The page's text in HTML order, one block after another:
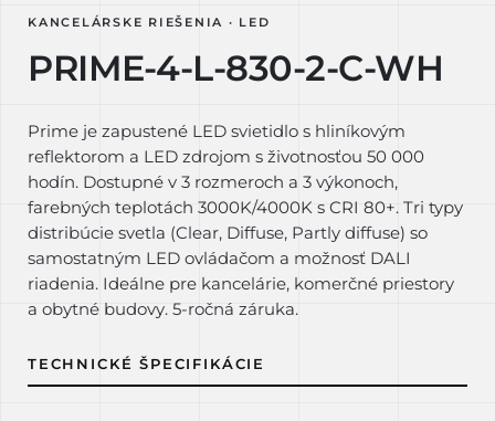
KANCELÁRSKE RIEŠENIA · LED
PRIME-4-L-830-2-C-WH
Prime je zapustené LED svietidlo s hliníkovým
reflektorom a LED zdrojom s životnosťou 50 000
hodín. Dostupné v 3 rozmeroch a 3 výkonoch,
farebných teplotách 3000K/4000K s CRI 80+. Tri typy
distribúcie svetla (Clear, Diffuse, Partly diffuse) so
samostatným LED ovládačom a možnosť DALI
riadenia. Ideálne pre kancelárie, komerčné priestory
a obytné budovy. 5-ročná záruka.
TECHNICKÉ ŠPECIFIKÁCIE